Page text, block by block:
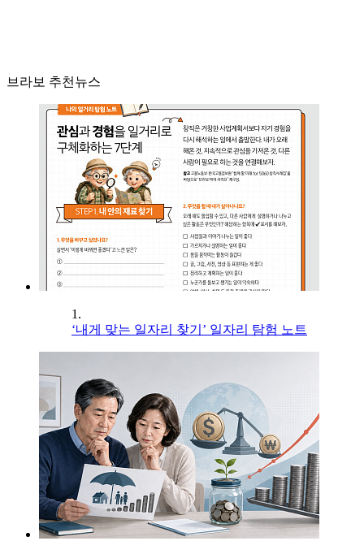
브라보 추천뉴스
1.
‘내게 맞는 일자리 찾기’ 일자리 탐험 노트